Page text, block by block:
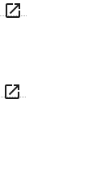
open_in_new
open_in_new